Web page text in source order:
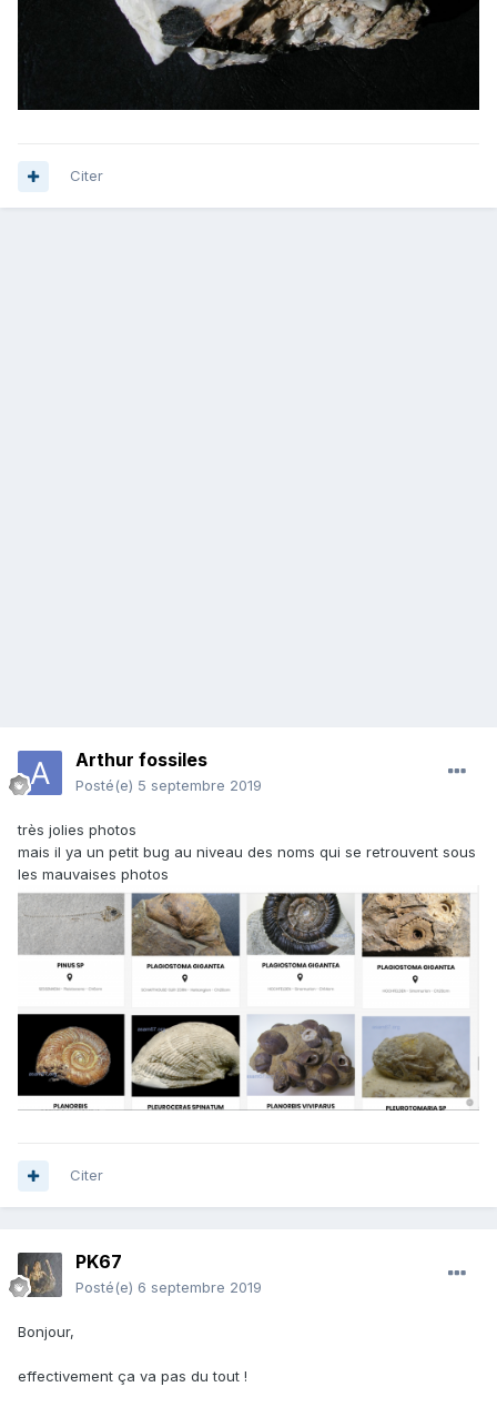
Citer
Arthur fossiles
Posté(e) 5 septembre 2019
très jolies photos
mais il ya un petit bug au niveau des noms qui se retrouvent sous
les mauvaises photos
Citer
PK67
Posté(e) 6 septembre 2019
Bonjour,
effectivement ça va pas du tout !